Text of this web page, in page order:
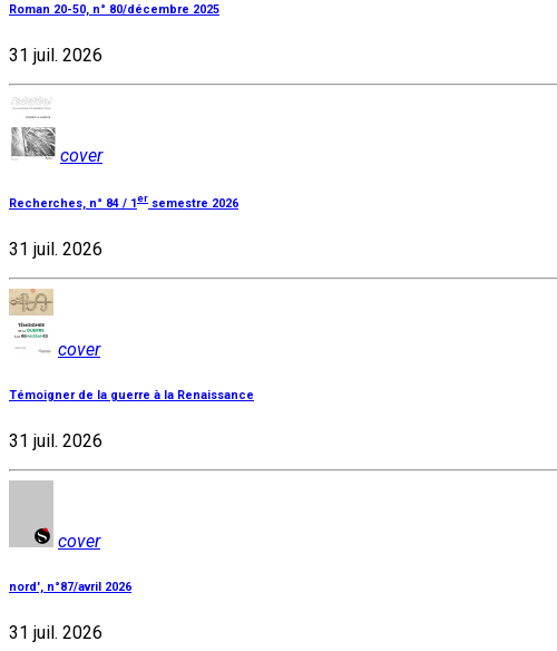
Roman 20-50, n° 80/décembre 2025
31 juil. 2026
cover
Recherches, n° 84 / 1 er semestre 2026
31 juil. 2026
cover
Témoigner de la guerre à la Renaissance
31 juil. 2026
cover
nord', n°87/avril 2026
31 juil. 2026